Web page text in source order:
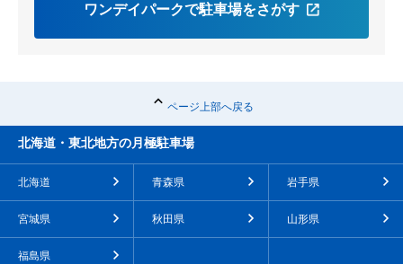
ワンデイパークで駐車場をさがす
ページ上部へ戻る
北海道・東北地方の月極駐車場
北海道 青森県 岩手県
宮城県 秋田県 山形県
福島県